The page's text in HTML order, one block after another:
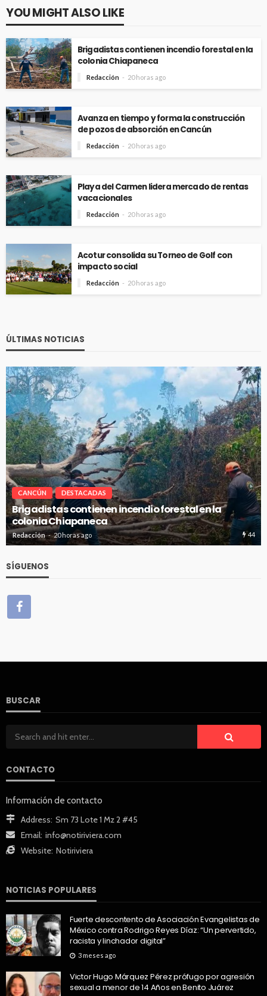
YOU MIGHT ALSO LIKE
Brigadistas contienen incendio forestal en la
colonia Chiapaneca
Redacción 20 horas ago
Avanza en tiempo y forma la construcción
de pozos de absorción en Cancún
Redacción 20 horas ago
Playa del Carmen lidera mercado de rentas
vacacionales
Redacción 20 horas ago
Acotur consolida su Torneo de Golf con
impacto social
Redacción 20 horas ago
ÚLTIMAS NOTICIAS
CANCÚN DESTACADAS
Brigadistas contienen incendio forestal en la
colonia Chiapaneca
Redacción 20 horas ago 44
SÍGUENOS
BUSCAR
CONTACTO
Información de contacto
Address: Sm 73 Lote 1 Mz 2 #45
Email: info@notiriviera.com
Website: Notiriviera
NOTICIAS POPULARES
Fuerte descontento de Asociación Evangelistas de
México contra Rodrigo Reyes Díaz: “Un pervertido,
racista y linchador digital”
3 meses ago
Victor Hugo Márquez Pérez prófugo por agresión
sexual a menor de 14 Años en Benito Juárez